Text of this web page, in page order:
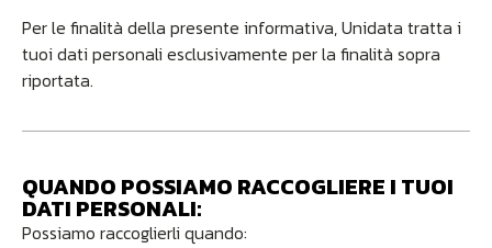
Per le finalità della presente informativa, Unidata tratta i
tuoi dati personali esclusivamente per la finalità sopra
riportata.
QUANDO POSSIAMO RACCOGLIERE I TUOI
DATI PERSONALI:
Possiamo raccoglierli quando: